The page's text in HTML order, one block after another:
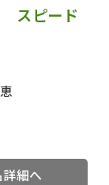
スピード
細へ